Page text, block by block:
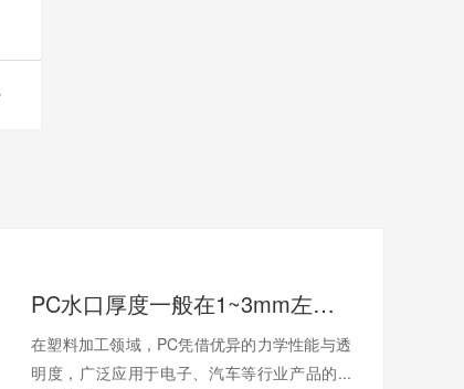
PC水口厚度一般在1~3mm左右，设备功率和振幅需要怎么配置？
在塑料加工领域，PC凭借优异的力学性能与透
明度，广泛应用于电子、汽车等行业产品的...